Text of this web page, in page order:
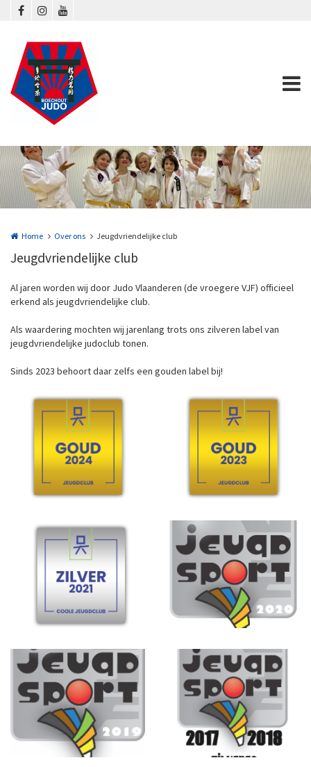
Overslaan en naar de inhoud gaan
Home Over ons Jeugdvriendelijke club
Jeugdvriendelijke club
Al jaren worden wij door Judo Vlaanderen (de vroegere VJF) officieel
erkend als jeugdvriendelijke club.
Als waardering mochten wij jarenlang trots ons zilveren label van
jeugdvriendelijke judoclub tonen.
Sinds 2023 behoort daar zelfs een gouden label bij!